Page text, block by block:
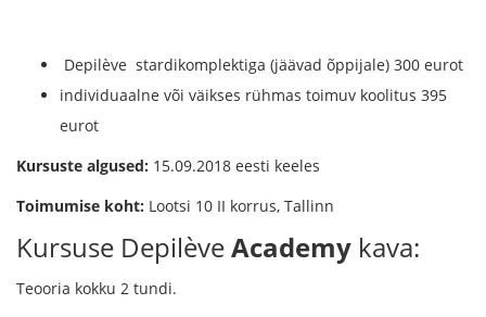
Depilève stardikomplektiga (jäävad õppijale) 300 eurot
individuaalne või väikses rühmas toimuv koolitus 395
eurot
Kursuste algused: 15.09.2018 eesti keeles
Toimumise koht: Lootsi 10 II korrus, Tallinn
Kursuse DepilèveAcademy kava:
Teooria kokku 2 tundi.